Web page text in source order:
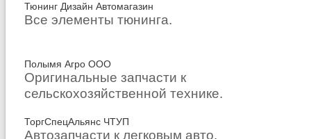
Тюнинг Дизайн Автомагазин
Все элементы тюнинга.
Полымя Агро ООО
Оригинальные запчасти к
сельскохозяйственной технике.
ТоргСпецАльянс ЧТУП
Автозапчасти к легковым авто.